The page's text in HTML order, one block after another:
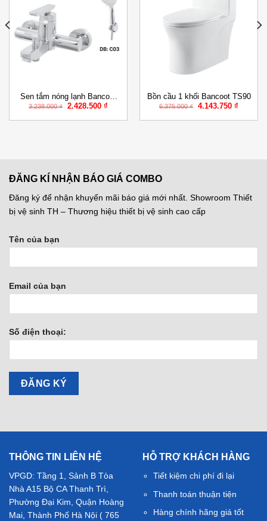
Add to
Wishlist
Sen tắm nóng lạnh Bancoot
BCS 2016
3.238.000₫
Giá
là:
2.428.500 ₫Giá
tại
Wishlist
Bồn cầu 1 khối Bancoot TS90
6.375.000₫
Giá
là:
4.143.750 ₫Giá
tại
ĐĂNG KÍ NHẬN BÁO GIÁ COMBO
Đăng ký để nhận khuyến mãi báo giá mới nhất. Showroom Thiết
bị vệ sinh TH – Thương hiệu thiết bị vệ sinh cao cấp
Tên của bạn
Email của bạn
Số điện thoại:
THÔNG TIN LIÊN HỆ
VPGD: Tầng 1, Sảnh B Tòa
Nhà A15 Bộ CA Thanh Trì,
Phường Đại Kim, Quận Hoàng
Mai, Thành Phố Hà Nội ( 765
HỖ TRỢ KHÁCH HÀNG
Tiết kiệm chi phí đi lại
Thanh toán thuận tiện
Hàng chính hãng giá tốt